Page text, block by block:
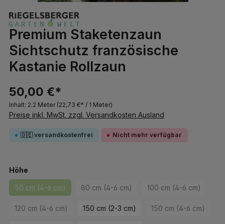
Premium Staketenzaun
Sichtschutz französische
Kastanie Rollzaun
50,00 €*
Inhalt: 2.2 Meter (22,73 €* / 1 Meter)
Preise inkl. MwSt. zzgl. Versandkosten Ausland
🇩🇪 versandkostenfrei Nicht mehr verfügbar
Höheauswählen
50 cm (4-6 cm)(Diese Option ist zurzeit nicht verfügbar.)
80 cm (4-6 cm)(Diese Option ist zurzeit nicht
100 cm (4-6 cm)
(Diese Option
120 cm (4-6 cm)(Diese Option ist zurzeit nicht verfügbar.)
150 cm (2-3 cm) 150 cm (4-6 cm)
(Diese Option